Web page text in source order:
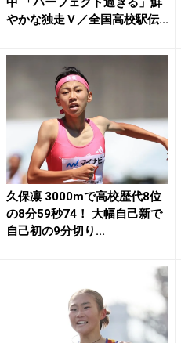
やかな独走Ｖ／全国高校駅伝...
久保凛 3000mで高校歴代8位
の8分59秒74！ 大幅自己新で
自己初の9分切り...